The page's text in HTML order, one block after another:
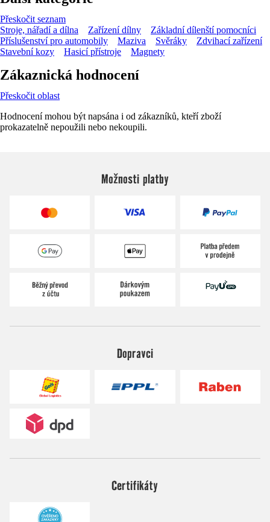
Přeskočit seznam
Stroje, nářadí a dílna
Zařízení dílny
Základní dílenští pomocníci
Příslušenství pro automobily
Maziva Svěráky
Zdvihací zařízení
Stavební kozy
Hasicí přístroje Magnety
Zákaznická hodnocení
Přeskočit oblast
Hodnocení mohou být napsána i od zákazníků, kteří zboží
prokazatelně nepoužili nebo nekoupili.
Možnosti platby
Dopravci
Certifikáty